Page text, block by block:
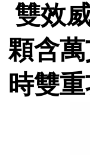
雙效
顆含
時雙